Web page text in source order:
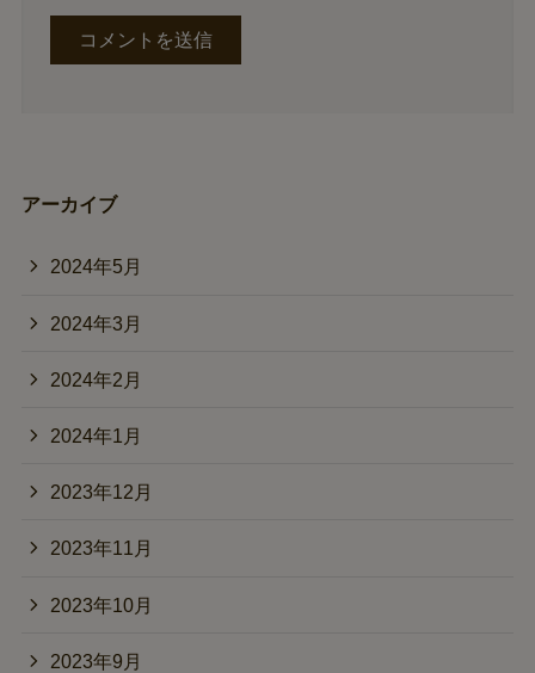
アーカイブ
2024年5月
2024年3月
2024年2月
2024年1月
2023年12月
2023年11月
2023年10月
2023年9月